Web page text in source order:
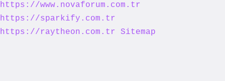
https://www.novaforum.com.tr
https://sparkify.com.tr
https://raytheon.com.tr
Sitemap